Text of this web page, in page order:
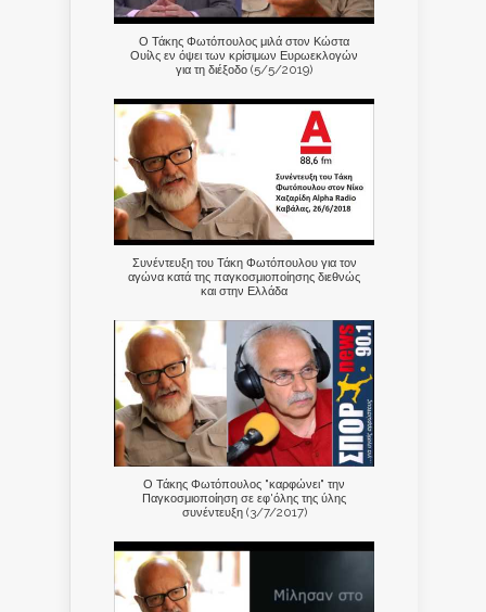
Ο Τάκης Φωτόπουλος μιλά στον Κώστα
Ουίλς εν όψει των κρίσιμων Ευρωεκλογών
για τη διέξοδο (5/5/2019)
Συνέντευξη του Τάκη Φωτόπουλου για τον
αγώνα κατά της παγκοσμιοποίησης διεθνώς
και στην Ελλάδα
Ο Τάκης Φωτόπουλος "καρφώνει" την
Παγκοσμιοποίηση σε εφ'όλης της ύλης
συνέντευξη (3/7/2017)